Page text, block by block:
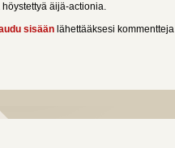
äijä-actionia.
Shooter (Blu-ray)
sisään lähettääksesi kommentteja